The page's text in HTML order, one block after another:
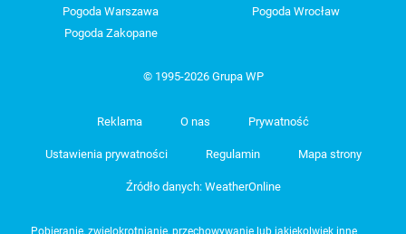
Pogoda Warszawa
Pogoda Wrocław
Pogoda Zakopane
© 1995-2026 Grupa WP
Reklama O nas Prywatność
Ustawienia prywatności Regulamin Mapa strony
Źródło danych: WeatherOnline
Pobieranie, zwielokrotnianie, przechowywanie lub jakiekolwiek inne